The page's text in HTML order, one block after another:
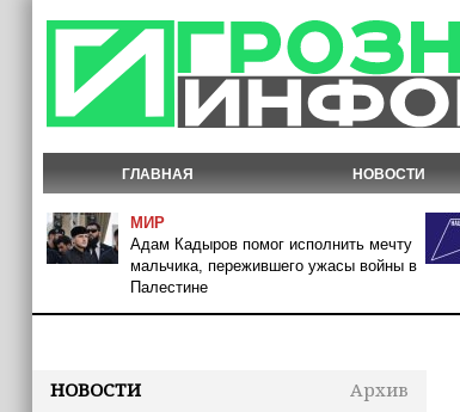
ГЛАВНАЯ НОВОСТИ
МИР
Адам Кадыров помог исполнить мечту
мальчика, пережившего ужасы войны в
Палестине
НОВОСТИ
Архив